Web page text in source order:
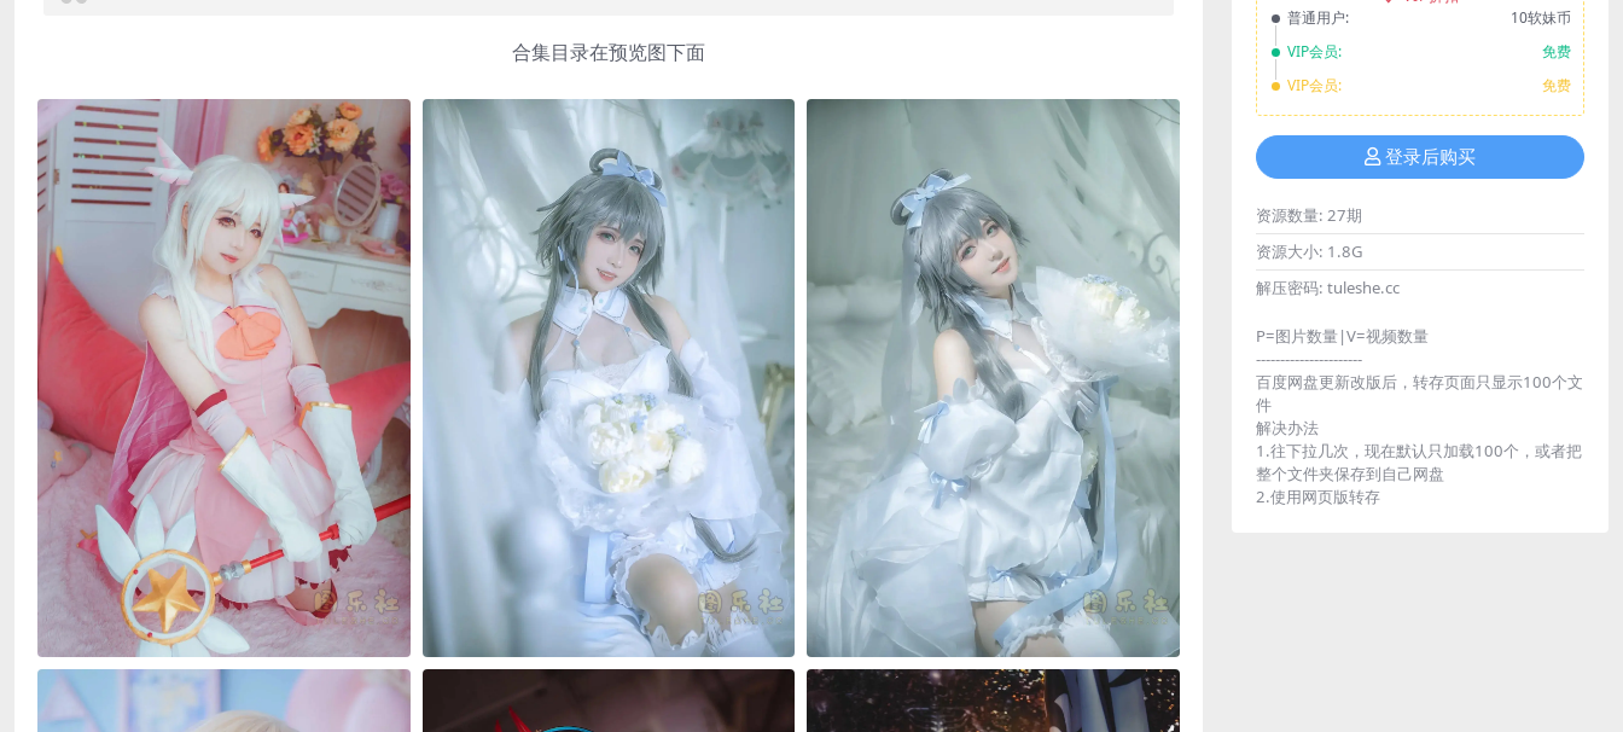
合集目录在预览图下面
普通用户:
10软妹币
VIP会员:
免费
VIP会员:
免费
登录后购买
资源数量: 27期
资源大小: 1.8G
解压密码: tuleshe.cc
P=图片数量|V=视频数量
----------------------
百度网盘更新改版后，转存页面只显示100个文
件
解决办法
1.往下拉几次，现在默认只加载100个，或者把
整个文件夹保存到自己网盘
2.使用网页版转存